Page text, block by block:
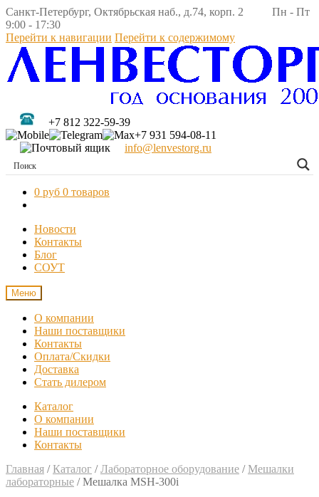
Санкт-Петербург, Октябрьская наб., д.74, корп. 2 Пн - Пт
9:00 - 17:30
Перейти к навигации Перейти к содержимому
+7 812 322-59-39
+7 931 594-08-11
info@lenvestorg.ru
0 руб 0 товаров
Новости
Контакты
Блог
СОУТ
Меню
О компании
Наши поставщики
Контакты
Оплата/Скидки
Доставка
Стать дилером
Каталог
О компании
Наши поставщики
Контакты
Главная / Каталог /Лабораторное оборудование / Мешалки
лабораторные /Мешалка MSH-300i